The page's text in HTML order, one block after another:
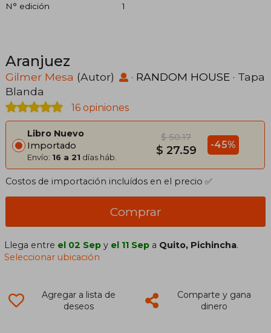
N° edición
1
Aranjuez
Gilmer Mesa (Autor) · RANDOM HOUSE · Tapa
Blanda
16 opiniones
Libro Nuevo
Importado
Envío: 16 a 21 días háb.
$ 50.17
$ 27.59 -45%
Costos de importación incluídos en el precio ✅
Comprar
Llega entre el 02 Sep y el 11 Sep a Quito, Pichincha.
Seleccionar ubicación
Agregar a lista de
deseos
Comparte y gana
dinero